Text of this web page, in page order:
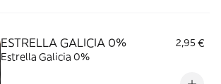
ESTRELLA GALICIA 0%
2,95 €
Estrella Galicia 0%